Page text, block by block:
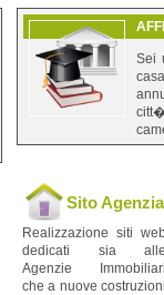
Sei
Sito Agenzia
Realizzazione siti
dedicati sia
Agenzie
che a nuove